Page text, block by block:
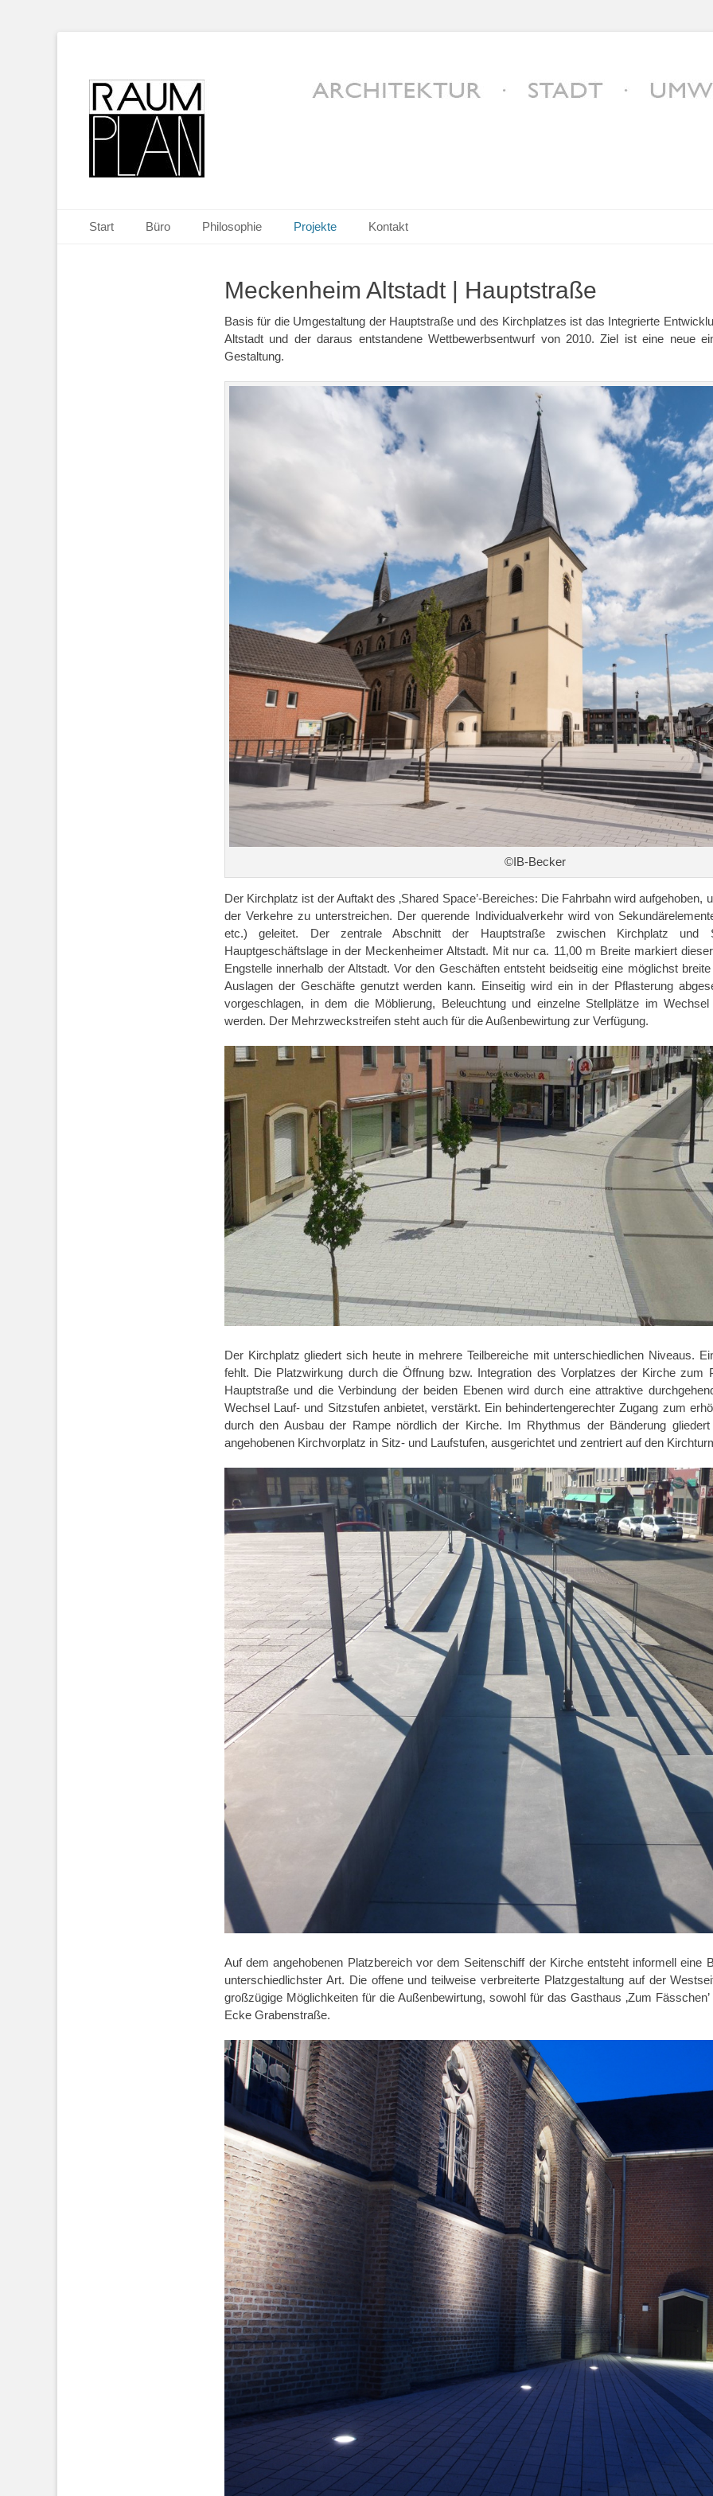
RaumPlan Aachen
Primäres Menü
zum
Start Büro Philosophie Projekte Kontakt
Meckenheim Altstadt | Hauptstraße
Basis für die Umgestaltung der Hauptstraße und des Kirchplatzes ist das Integrierte
Altstadt und der daraus entstandene Wettbewerbsentwurf von 2010. Ziel ist eine neue
Gestaltung.
©IB-Becker
Der Kirchplatz ist der Auftakt des ‚Shared Space’-Bereiches: Die Fahrbahn wird aufgehoben,
der Verkehre zu unterstreichen. Der querende Individualverkehr wird von
etc.) geleitet. Der zentrale Abschnitt der Hauptstraße zwischen Kirchplatz und
Hauptgeschäftslage in der Meckenheimer Altstadt. Mit nur ca. 11,00 m Breite markiert
Engstelle innerhalb der Altstadt. Vor den Geschäften entsteht beidseitig eine möglichst
Auslagen der Geschäfte genutzt werden kann. Einseitig wird ein in der Pflasterung
vorgeschlagen, in dem die Möblierung, Beleuchtung und einzelne Stellplätze im
werden. Der Mehrzweckstreifen steht auch für die Außenbewirtung zur Verfügung.
Der Kirchplatz gliedert sich heute in mehrere Teilbereiche mit unterschiedlichen Niveaus.
fehlt. Die Platzwirkung durch die Öffnung bzw. Integration des Vorplatzes der Kirche zum
Hauptstraße und die Verbindung der beiden Ebenen wird durch eine attraktive
Wechsel Lauf- und Sitzstufen anbietet, verstärkt. Ein behindertengerechter Zugang zum
durch den Ausbau der Rampe nördlich der Kirche. Im Rhythmus der Bänderung
angehobenen Kirchvorplatz in Sitz- und Laufstufen, ausgerichtet und zentriert auf den
Auf dem angehobenen Platzbereich vor dem Seitenschiff der Kirche entsteht informell eine
unterschiedlichster Art. Die offene und teilweise verbreiterte Platzgestaltung auf der
großzügige Möglichkeiten für die Außenbewirtung, sowohl für das Gasthaus ‚Zum
Ecke Grabenstraße.